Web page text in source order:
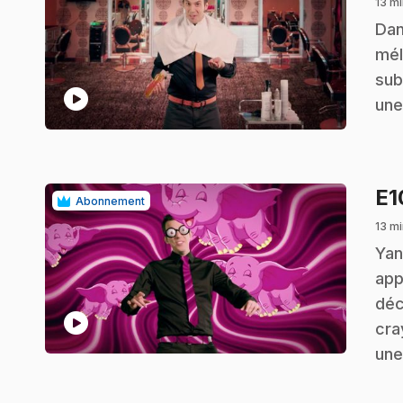
play_circle
.
Abonnement
play_circle
13
.